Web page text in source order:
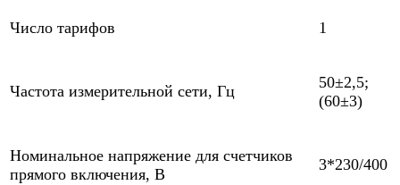
Число тарифов 1
Частота измерительной сети, Гц
50±2,5;
(60±3)
Номинальное напряжение для счетчиков
прямого включения, В
3*230/400